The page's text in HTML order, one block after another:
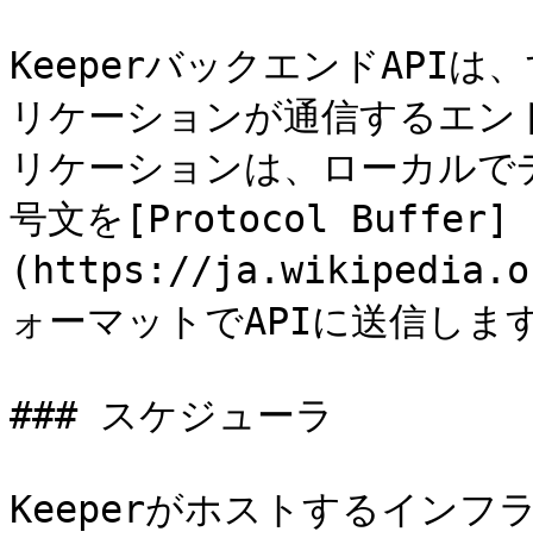
KeeperバックエンドAPIは
リケーションが通信するエ
リケーションは、ローカル
号文を[Protocol Buffer]
(https://
ォーマットでAPIに送信しま
### スケジューラ
Keeperがホストするインフ